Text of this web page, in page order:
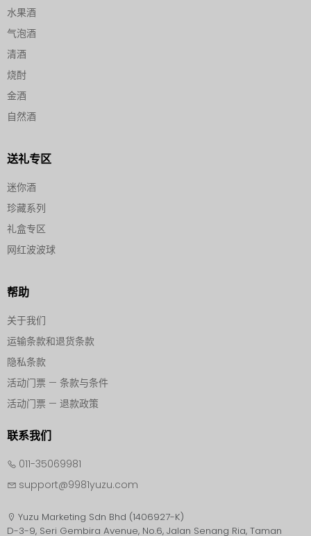
水果酒
气泡酒
清酒
烧酎
金酒
自然酒
送礼专区
迷你酒
珍藏系列
礼盒专区
网红波波球
帮助
关于我们
运输条款和退货条款
隐私条款
活动门票 — 条款与条件
活动门票 — 退款政策
联系我们
011-35069981
support@9981yuzu.com
Yuzu Marketing Sdn Bhd (1406927-K)
D-3-9, Seri Gembira Avenue, No.6, Jalan Senang Ria, Taman